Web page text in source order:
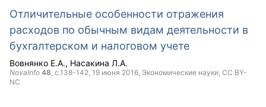
Отличительные особенности отражения
расходов по обычным видам деятельности в
бухгалтерском и налоговом учете
Вовнянко Е.А. Насакина Л.А.
NovaInfo 48, с.138-142, 19 июня 2016, Экономические науки, CC BY-
NC